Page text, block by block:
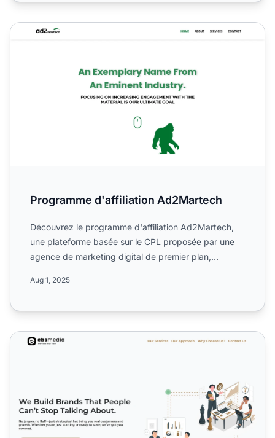
Programme d'affiliation Ad2Martech
Programme d'affiliation Ad2Martech
Découvrez le programme d'affiliation Ad2Martech,
une plateforme basée sur le CPL proposée par une
agence de marketing digital de premier plan,
Aug 1, 2025
Programme d'affiliation ADAttract